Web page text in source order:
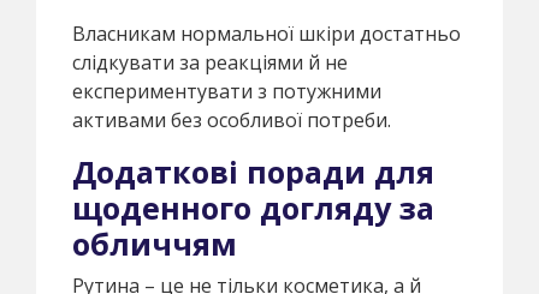
Власникам нормальної шкіри достатньо
слідкувати за реакціями й не
експериментувати з потужними
активами без особливої потреби.
Додаткові поради для
щоденного догляду за
обличчям
Рутина – це не тільки косметика, а й